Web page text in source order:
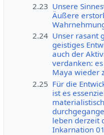
2.23 Unsere
Äußere
2.24 Unser rasant
geistiges
auch der
verdanken:
Maya wieder
2.25 Für die
ist es
leben derzeit
Inkarnation